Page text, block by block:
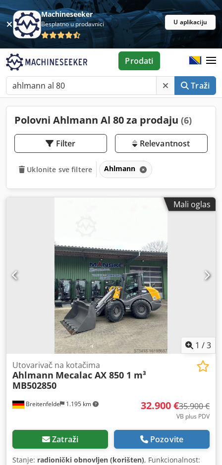
Machineseeker
Besplatno u prodavnici U aplikaciju
Traži
Prodati
Polovni Ahlmann Al 80 za prodaju (6)
Filter Relevantnost
Uklonite sve filtere Ahlmann
Mali oglas
1 /3
Breitenfelde 1.195 km
Utovarivač na kotačima
Ahlmann Mecalac AX 850 1 m³
MB502850
32.900 €35.900 €
VB plus PDV
Zatraži Pozovite
Stanje: radionički obnovljen (korišten), Funkcionalnost: